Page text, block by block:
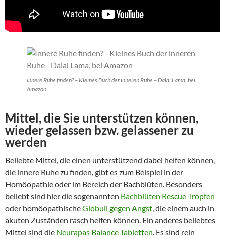
Innere Ruhe finden? – Kleines Buch der inneren Ruhe – Dalai Lama, bei
Amazon
Mittel, die Sie unterstützen können,
wieder gelassen bzw. gelassener zu
werden
Beliebte Mittel, die einen unterstützend dabei helfen können,
die innere Ruhe zu finden, gibt es zum Beispiel in der
Homöopathie oder im Bereich der Bachblüten. Besonders
beliebt sind hier die sogenannten Bachblüten Rescue Tropfen
oder homöopathischeGlobuli gegen Angst, die einem auch in
akuten Zuständen rasch helfen können. Ein anderes beliebtes
Mittel sind die Neurapas Balance Tabletten. Es sind rein